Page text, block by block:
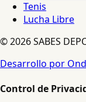
Tenis
Lucha Libre
© 2026 SABES
Desarrollo por
Control de